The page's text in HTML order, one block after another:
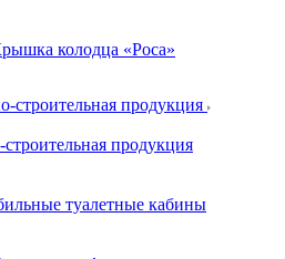
колодца «Роса»
строительная продукция
продукция
туалетные кабины